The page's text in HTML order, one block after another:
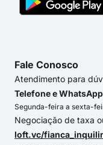
Fale Conosco
Atendimento para
Telefone e
Segunda-feira a sexta-
Negociação de taxa
loft.vc/